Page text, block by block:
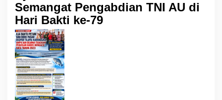
Semangat Pengabdian TNI AU di
Hari Bakti ke-79